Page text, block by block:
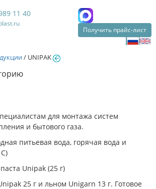
11 40
Получить прайс-лист
/ UNIPAK
для монтажа систем
и бытового газа.
питьевая вода, горячая вода и
Unipak (25 г)
25 г и льном Unigarn 13 г. Готовое